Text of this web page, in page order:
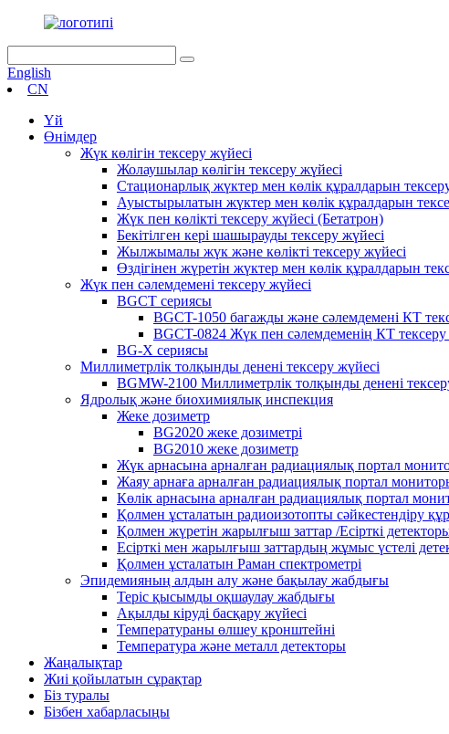
English
CN
Үй
Өнімдер
Жүк көлігін тексеру жүйесі
Жолаушылар көлігін тексеру жүйесі
Стационарлық жүктер мен көлік құралдарын
Ауыстырылатын жүктер мен көлік құралдарын
Жүк пен көлікті тексеру жүйесі (Бетатрон)
Бекітілген кері шашырауды тексеру жүйесі
Жылжымалы жүк және көлікті тексеру жүйесі
Өздігінен жүретін жүктер мен көлік құралдарын
Жүк пен сәлемдемені тексеру жүйесі
BGCT сериясы
BGCT-1050 багажды және сәлемдемені КТ
BGCT-0824 Жүк пен сәлемдеменің КТ тексеру
BG-X сериясы
Миллиметрлік толқынды денені тексеру жүйесі
BGMW-2100 Миллиметрлік толқынды денені
Ядролық және биохимиялық инспекция
Жеке дозиметр
BG2020 жеке дозиметрі
BG2010 жеке дозиметр
Жүк арнасына арналған радиациялық портал
Жаяу арнаға арналған радиациялық портал
Көлік арнасына арналған радиациялық портал
Қолмен ұсталатын радиоизотопты сәйкестендіру
Қолмен жүретін жарылғыш заттар /Есірткі
Есірткі мен жарылғыш заттардың жұмыс үстелі
Қолмен ұсталатын Раман спектрометрі
Эпидемияның алдын алу және бақылау жабдығы
Теріс қысымды оқшаулау жабдығы
Ақылды кіруді басқару жүйесі
Температураны өлшеу кронштейні
Температура және металл детекторы
Жаңалықтар
Жиі қойылатын сұрақтар
Біз туралы
Бізбен хабарласыңы